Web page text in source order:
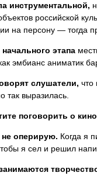
инструментальной,
российской
на персону — тогда
этапа
эмбианс аниматик
слушатели, что
так выразилась.
поговорить о
оперирую. Когда я
я сел и решил